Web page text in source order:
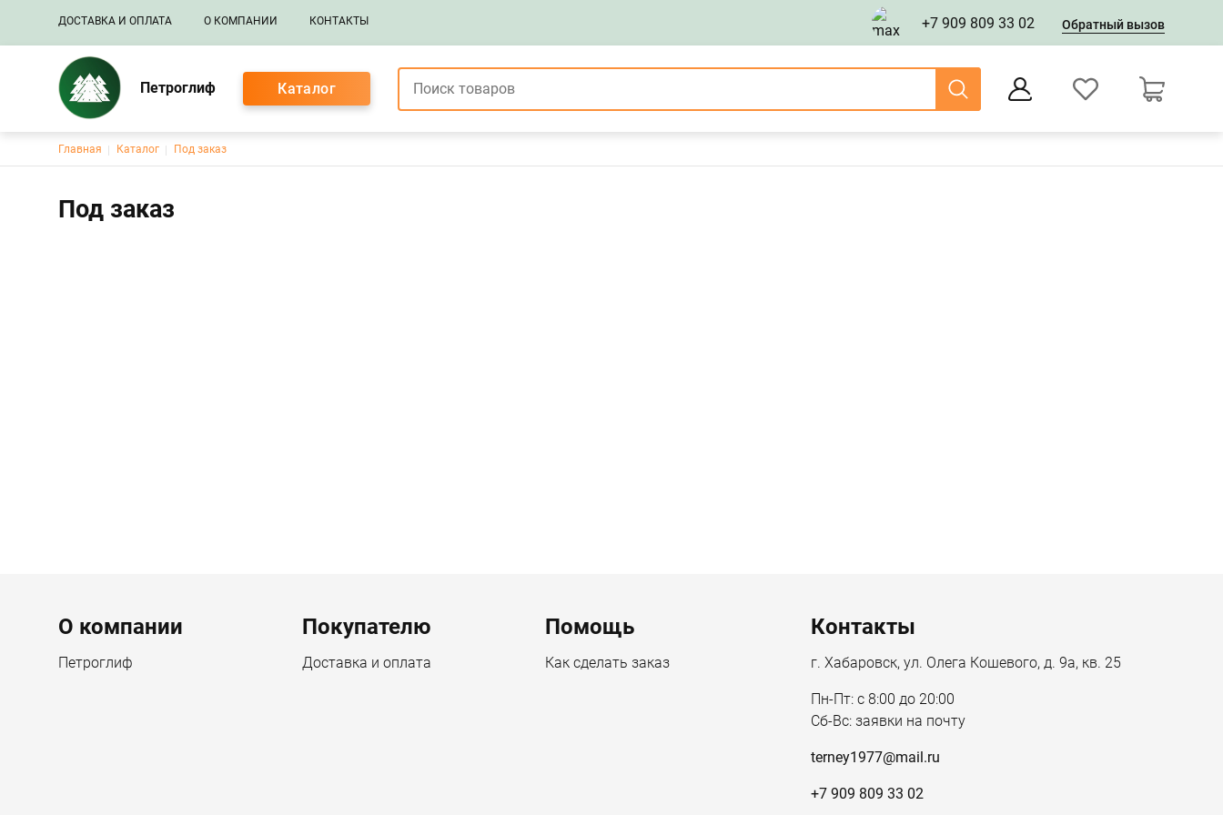
Основная навигация
ДОСТАВКА И ОПЛАТА О КОМПАНИИ КОНТАКТЫ +7 909 809 33 02 Обратный вызов
Петроглиф Каталог
Строка навигации
Главная Каталог Под заказ
Под заказ
Menu footer
О компании
Петроглиф
Покупателю
Доставка и оплата
Помощь
Как сделать заказ
Контакты
г. Хабаровск, ул. Олега Кошевого, д. 9а, кв. 25
Пн-Пт: с 8:00 до 20:00
Сб-Вс: заявки на почту
terney1977@mail.ru
+7 909 809 33 02